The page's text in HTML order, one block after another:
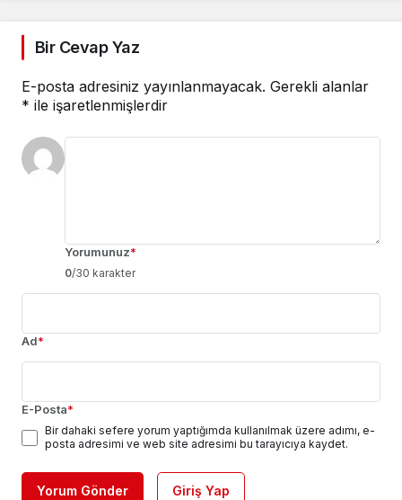
Bir Cevap Yaz
E-posta adresiniz yayınlanmayacak. Gerekli alanlar
* ile işaretlenmişlerdir
Yorumunuz*
0/30 karakter
Ad*
E-Posta*
Bir dahaki sefere yorum yaptığımda kullanılmak üzere adımı, e-
posta adresimi ve web site adresimi bu tarayıcıya kaydet.
Yorum Gönder Giriş Yap